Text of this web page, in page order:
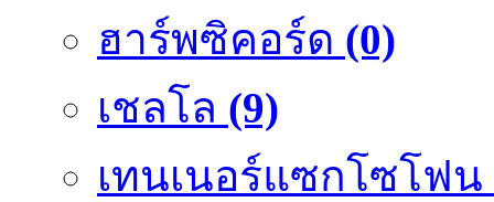
ฮาร์พซิคอร์ด (0)
เชลโล (9)
เทนเนอร์แซกโซโฟน